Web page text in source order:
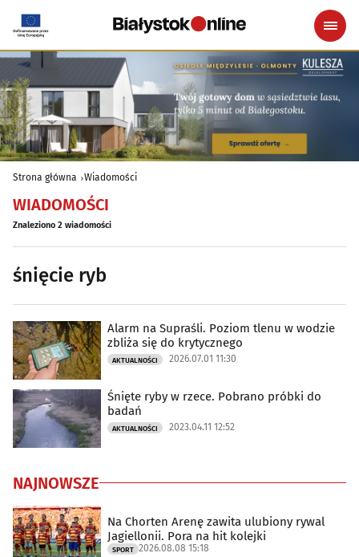
Strona główna Wiadomości
WIADOMOŚCI
Znaleziono 2 wiadomości
śnięcie ryb
Alarm na Supraśli. Poziom tlenu w wodzie
zbliża się do krytycznego
AKTUALNOŚCI 2026.07.01 11:30
Śnięte ryby w rzece. Pobrano próbki do
badań
AKTUALNOŚCI 2023.04.11 12:52
NAJNOWSZE
Na Chorten Arenę zawita ulubiony rywal
Jagiellonii. Pora na hit kolejki
SPORT 2026.08.08 15:18